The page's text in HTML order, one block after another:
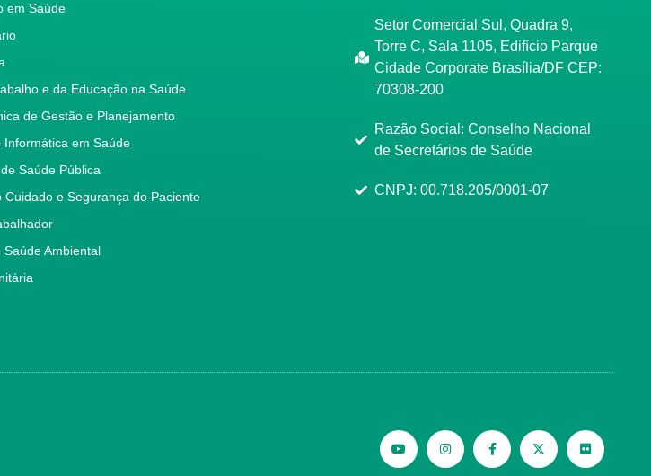
em Saúde
e da Educação na Saúde
de Gestão e Planejamento
Informática em Saúde
Saúde Pública
Cuidado e Segurança do Paciente
Saúde Ambiental
Setor Comercial Sul, Quadra 9,
Torre C, Sala 1105, Edifício Parque
Cidade Corporate Brasília/DF CEP:
70308-200
Razão Social: Conselho Nacional
de Secretários de Saúde
CNPJ: 00.718.205/0001-07